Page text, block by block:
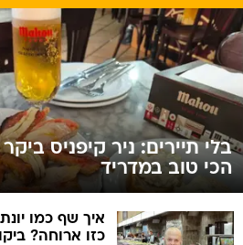
בלי תיירים: ניר קיפניס
הכי טוב במדריד
איך שף כמו
כזו ארוחה?